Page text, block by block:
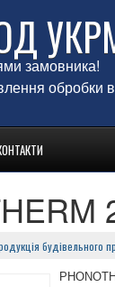
замовника!
обробки
будівельного